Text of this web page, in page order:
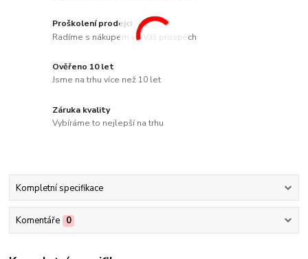
Proškolení prodejci
Radíme s nákupem ve Váš prospěch
Ověřeno 10 let
Jsme na trhu více než 10 let
Záruka kvality
Vybíráme to nejlepší na trhu
Kompletní specifikace
Komentáře 0